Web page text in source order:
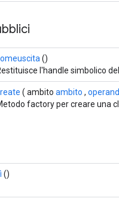
()
l'handle simbolico
( ambito ambito ,
factory per creare una
()